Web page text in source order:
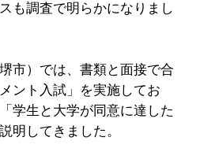
も調査で明らかになりまし
市）では、書類と面接で合
ント入試」を実施してお
学生と大学が同意に達した
明してきました。